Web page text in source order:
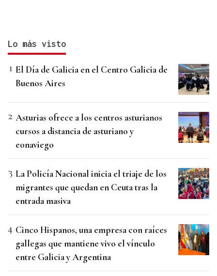
Lo más visto
El Día de Galicia en el Centro Galicia de
Buenos Aires
Asturias ofrece a los centros asturianos
cursos a distancia de asturiano y
eonaviego
La Policía Nacional inicia el triaje de los
migrantes que quedan en Ceuta tras la
entrada masiva
Cinco Hispanos, una empresa con raíces
gallegas que mantiene vivo el vínculo
entre Galicia y Argentina